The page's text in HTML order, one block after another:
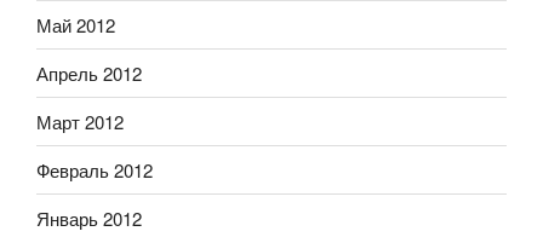
Май 2012
Апрель 2012
Март 2012
Февраль 2012
Январь 2012